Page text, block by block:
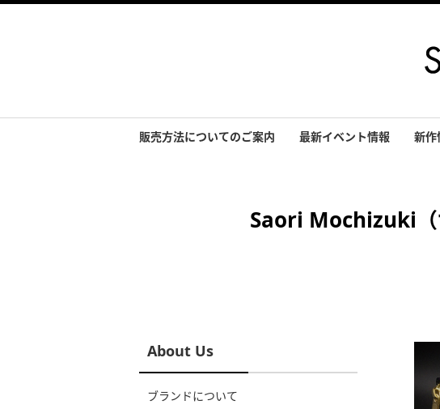
販売方法についてのご案内 最新イベント情報 新作
Saori Mochizuki（
About Us
ブランドについて